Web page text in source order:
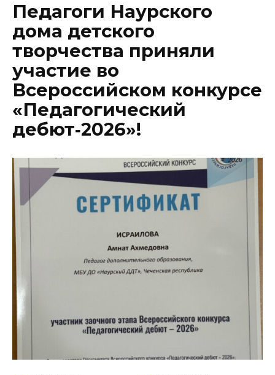
Педагоги Наурского
дома детского
творчества приняли
участие во
Всероссийском конкурсе
«Педагогический
дебют‑2026»!